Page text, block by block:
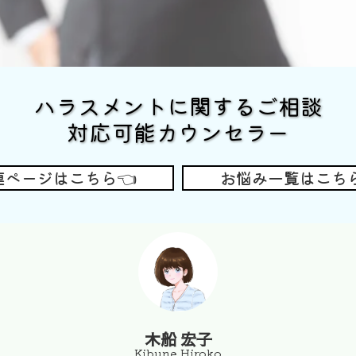
ハラスメントに関するご相談
対応可能カウンセラー
ページはこちら👈 お悩み一覧はこち
木船 宏子
Kibune Hiroko